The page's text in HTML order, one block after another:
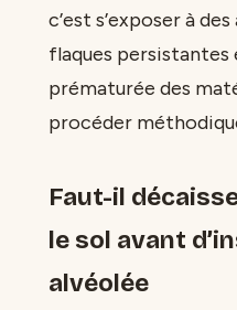
c’est s’exposer à
flaques persistantes
prématurée des
procéder
Faut-il
le sol avant
alvéolée